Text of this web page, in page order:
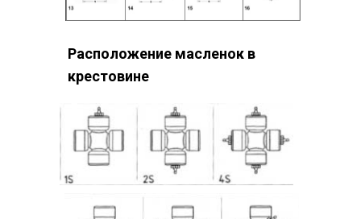
Расположение масленок в
крестовине